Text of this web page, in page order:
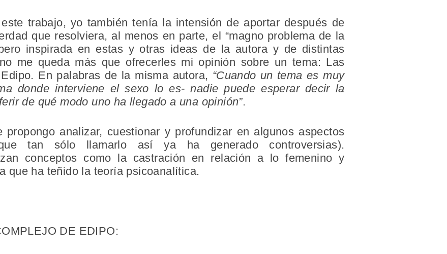
trabajo, yo también tenía la intensión de aportar después de
que resolviera, al menos en parte, el “magno problema de la
inspirada en estas y otras ideas de la autora y de distintas
me queda más que ofrecerles mi opinión sobre un tema: Las
En palabras de la misma autora, “Cuando un tema es muy
donde interviene el sexo lo es- nadie puede esperar decir la
de qué modo uno ha llegado a una opinión”.
analizar, cuestionar y profundizar en algunos aspectos
tan sólo llamarlo así ya ha generado controversias).
conceptos como la castración en relación a lo femenino y
que ha teñido la teoría psicoanalítica.
DE EDIPO: